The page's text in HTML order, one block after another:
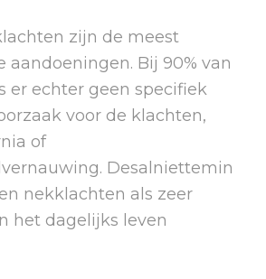
zijn de meest
aandoeningen. Bij 90% van
er echter geen specifiek
voor de klachten,
of
Desalniettemin
nekklachten als zeer
het dagelijks leven